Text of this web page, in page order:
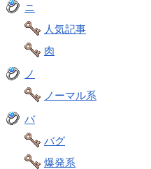
ニ
人気記事
肉
ノ
ノーマル系
バ
バグ
爆発系